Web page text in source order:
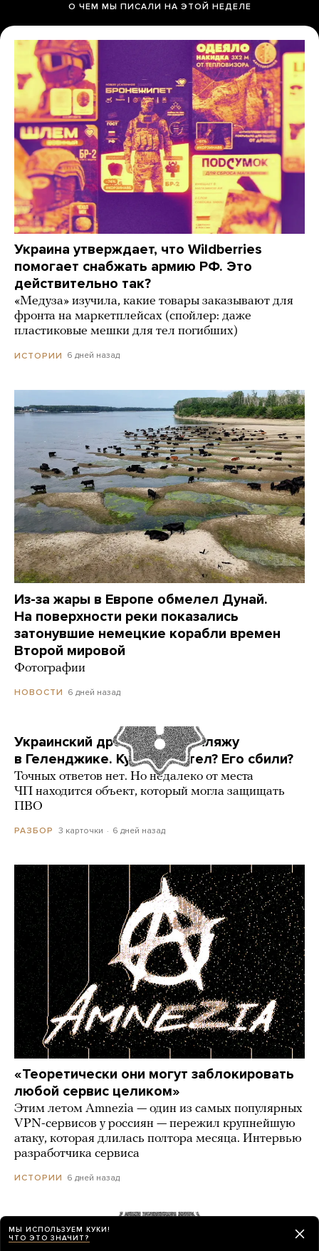
О ЧЕМ МЫ ПИСАЛИ НА ЭТОЙ НЕДЕЛЕ
Украина утверждает, что Wildberries
помогает снабжать армию РФ. Это
действительно так?
«Медуза» изучила, какие товары заказывают для
фронта на маркетплейсах (спойлер: даже
пластиковые мешки для тел погибших)
ИСТОРИИ 6 дней назад
Из-за жары в Европе обмелел Дунай.
На поверхности реки показались
затонувшие немецкие корабли времен
Второй мировой
Фотографии
НОВОСТИ 6 дней назад
Украинский дрон попал по пляжу
в Геленджике. Куда он летел? Его сбили?
Точных ответов нет. Но недалеко от места
ЧП находится объект, который могла защищать
ПВО
РАЗБОР 3 карточки 6 дней назад
«Теоретически они могут заблокировать
любой сервис целиком»
Этим летом Amnezia — один из самых популярных
VPN-сервисов у россиян — пережил крупнейшую
атаку, которая длилась полтора месяца. Интервью
разработчика сервиса
ИСТОРИИ 6 дней назад
Сайты «Сбера» и других банков теперь
можно открыть только в российских
МЫ ИСПОЛЬЗУЕМ КУКИ!
ЧТО ЭТО ЗНАЧИТ?